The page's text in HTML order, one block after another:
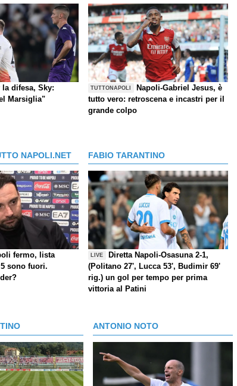
la difesa, Sky:
Marsiglia"
TUTTONAPOLI
Napoli-Gabriel Jesus, è
tutto vero: retroscena e incastri per il
grande colpo
NAPOLI.NET
fermo, lista
sono fuori.
FABIO TARANTINO
LIVE
Diretta Napoli-Osasuna 2-1,
(Politano 27', Lucca 53', Budimir 69'
rig.) un gol per tempo per prima
vittoria al Patini
ANTONIO NOTO